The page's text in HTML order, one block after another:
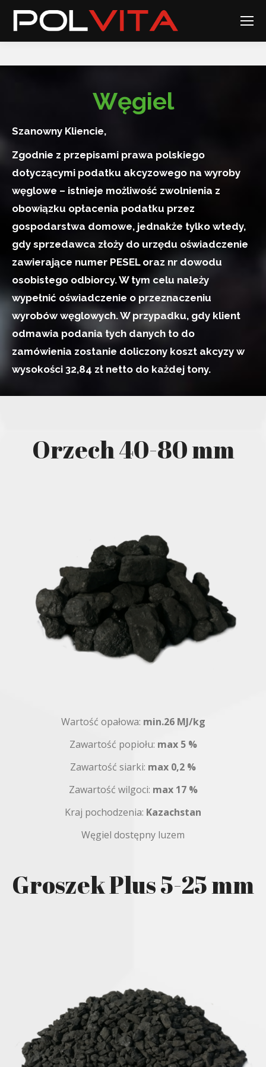
Węgiel
Szanowny Kliencie,
Zgodnie z przepisami prawa polskiego
dotyczącymi podatku akcyzowego na wyroby
węglowe – istnieje możliwość zwolnienia z
obowiązku opłacenia podatku przez
gospodarstwa domowe, jednakże tylko wtedy,
gdy sprzedawca złoży do urzędu oświadczenie
zawierające numer PESEL oraz nr dowodu
osobistego odbiorcy. W tym celu należy
wypełnić oświadczenie o przeznaczeniu
wyrobów węglowych. W przypadku, gdy klient
odmawia podania tych danych to do
zamówienia zostanie doliczony koszt akcyzy w
wysokości 32,84 zł netto do każdej tony.
Orzech 40-80 mm
Wartość opałowa: min.26 MJ/kg
Zawartość popiołu: max 5 %
Zawartość siarki: max 0,2 %
Zawartość wilgoci: max 17 %
Kraj pochodzenia: Kazachstan
Węgiel dostępny luzem
Groszek Plus 5-25 mm